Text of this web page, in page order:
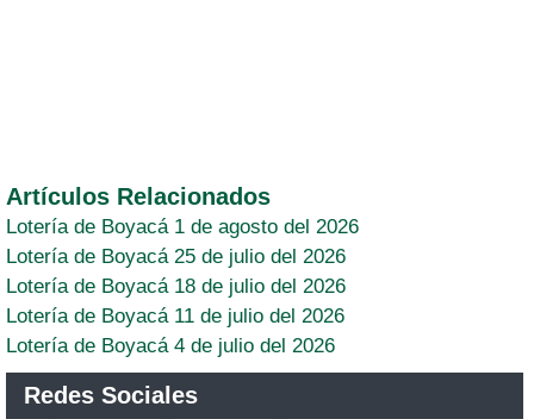
Artículos Relacionados
Lotería de Boyacá 1 de agosto del 2026
Lotería de Boyacá 25 de julio del 2026
Lotería de Boyacá 18 de julio del 2026
Lotería de Boyacá 11 de julio del 2026
Lotería de Boyacá 4 de julio del 2026
Redes Sociales